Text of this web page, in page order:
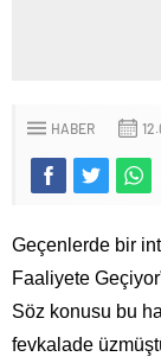
HABER
Geçenlerde bir
Faaliyete
Söz konusu bu
fevkalade